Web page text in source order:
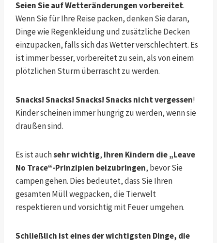
Seien Sie auf Wetteränderungen vorbereitet.
Wenn Sie für Ihre Reise packen, denken Sie daran,
Dinge wie Regenkleidung und zusätzliche Decken
einzupacken, falls sich das Wetter verschlechtert. Es
ist immer besser, vorbereitet zu sein, als von einem
plötzlichen Sturm überrascht zu werden.
Snacks! Snacks! Snacks! Snacks nicht vergessen!
Kinder scheinen immer hungrig zu werden, wenn sie
draußen sind.
Es ist auchsehr wichtig, Ihren Kindern die „Leave
No Trace“-Prinzipien beizubringen, bevor Sie
campen gehen. Dies bedeutet, dass Sie Ihren
gesamten Müll wegpacken, die Tierwelt
respektieren und vorsichtig mit Feuer umgehen.
Schließlich ist eines der wichtigsten Dinge, die